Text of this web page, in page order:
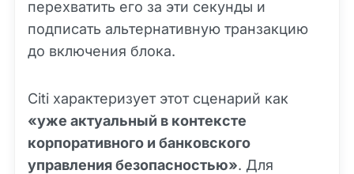
перехватить его за эти секунды и
подписать альтернативную транзакцию
до включения блока.
Citi характеризует этот сценарий как
«уже актуальный в контексте
корпоративного и банковского
управления безопасностью». Для